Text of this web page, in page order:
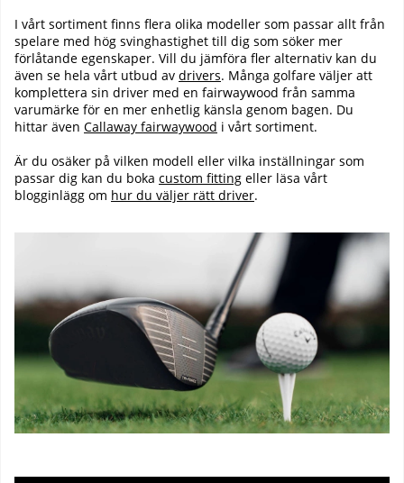
I vårt sortiment finns flera olika modeller som passar allt från
spelare med hög svinghastighet till dig som söker mer
förlåtande egenskaper. Vill du jämföra fler alternativ kan du
även se hela vårt utbud av drivers. Många golfare väljer att
komplettera sin driver med en fairwaywood från samma
varumärke för en mer enhetlig känsla genom bagen. Du
hittar även Callaway fairwaywood i vårt sortiment.
Är du osäker på vilken modell eller vilka inställningar som
passar dig kan du boka custom fitting eller läsa vårt
blogginlägg om hur du väljer rätt driver.